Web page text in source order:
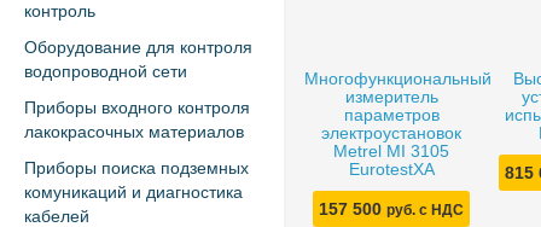
контроль
Оборудование для контроля
водопроводной сети
Приборы входного контроля
лакокрасочных материалов
Приборы поиска подземных
комуникаций и диагностика
кабелей
Многофункциональный
измеритель
параметров
электроустановок
Metrel MI 3105
EurotestXA
157 500 руб. с НДС
815